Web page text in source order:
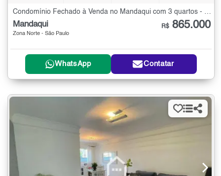
Mandaqui
Zona Norte - São Paulo
R$ 865.000
WhatsApp Contatar